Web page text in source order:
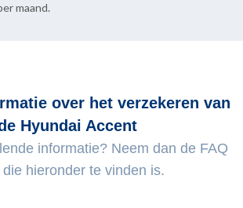
maand.
over het verzekeren van
Hyundai Accent
informatie? Neem dan de FAQ
hieronder te vinden is.